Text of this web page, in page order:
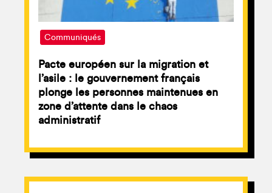
Communiqués
Pacte européen sur la migration et
l’asile : le gouvernement français
plonge les personnes maintenues en
zone d’attente dans le chaos
administratif